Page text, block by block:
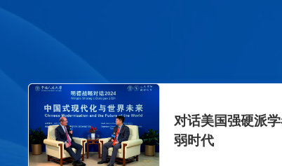
对话美国强硬派
弱时代